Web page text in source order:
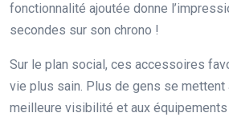
fonctionnalité ajoutée donne
secondes sur son chrono !
Sur le plan social, ces accessoires
vie plus sain. Plus de gens se mettent
meilleure visibilité et aux équipements